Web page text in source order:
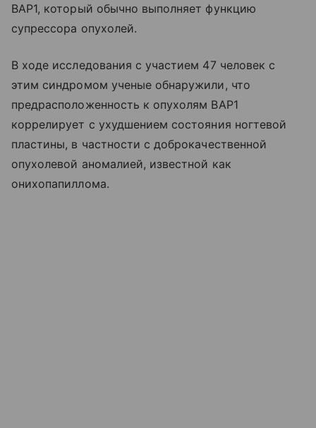
BAP1, который обычно выполняет функцию
супрессора опухолей.
В ходе исследования с участием 47 человек с
этим синдромом ученые обнаружили, что
предрасположенность к опухолям BAP1
коррелирует с ухудшением состояния ногтевой
пластины, в частности с доброкачественной
опухолевой аномалией, известной как
онихопапиллома.